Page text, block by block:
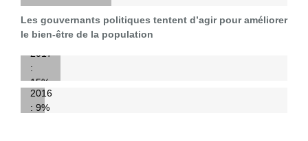
Les gouvernants politiques tentent d’agir pour améliorer
le bien-être de la population
2017
:
15%
2016
: 9%